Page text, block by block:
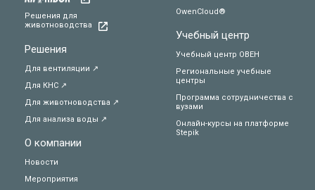
Решения для
животноводства
Решения
Для вентиляции ↗
Для КНС ↗
Для животноводства ↗
Для анализа воды ↗
О компании
Новости
Мероприятия
OwenCloud®
Учебный центр
Учебный центр ОВЕН
Региональные учебные
центры
Программа сотрудничества с
вузами
Онлайн-курсы на платформе
Stepik